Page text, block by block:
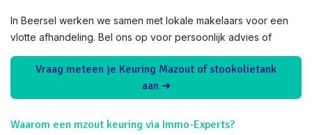
In Beersel werken we samen met lokale makelaars voor een
vlotte afhandeling. Bel ons op voor persoonlijk advies of
Vraag meteen je Keuring Mazout of stookolietank
aan ➜
Waarom een mzout keuring via Immo-Experts?